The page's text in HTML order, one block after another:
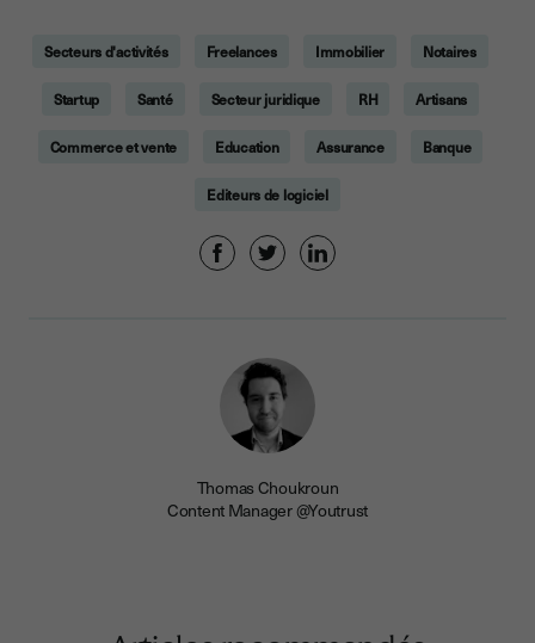
Secteurs d'activités Freelances Immobilier Notaires
Startup Santé Secteur juridique RH Artisans
Commerce et vente Education Assurance Banque
Editeurs de logiciel
Thomas Choukroun
Content Manager @Youtrust